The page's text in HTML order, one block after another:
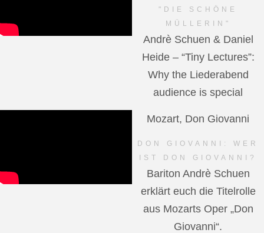
"DIE SCHÖNE
MÜLLERIN"
Andrè Schuen & Daniel
Heide – “Tiny Lectures”:
Why the Liederabend
audience is special
Mozart, Don Giovanni
DON GIOVANNI: WER
IST DON GIOVANNI?
Bariton Andrè Schuen
erklärt euch die Titelrolle
aus Mozarts Oper „Don
Giovanni“.